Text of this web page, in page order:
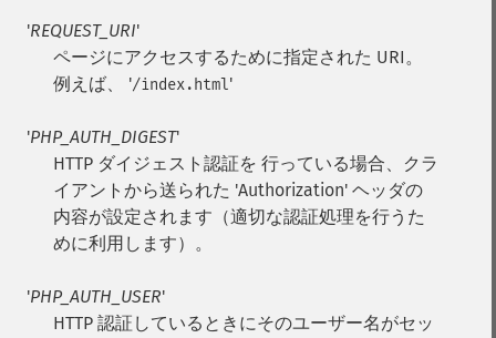
'REQUEST_URI'
ページにアクセスするために指定された URI。
例えば、 '/index.html'
'PHP_AUTH_DIGEST'
HTTP ダイジェスト認証を 行っている場合、クラ
イアントから送られた 'Authorization' ヘッダの
内容が設定されます（適切な認証処理を行うた
めに利用します）。
'PHP_AUTH_USER'
HTTP 認証しているときにそのユーザー名がセッ